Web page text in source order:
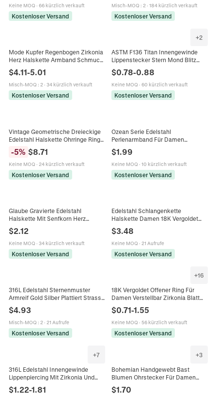
Keine MOQ · 66 kürzlich verkauft
Kostenloser Versand
Misch-MOQ : 2· 184 kürzlich verkauft
Kostenloser Versand
Mode Kupfer Regenbogen Zirkonia
Herz Halskette Armband Schmuck
Set Elegante Mehrfarbige Herz
Anhänger Schmuck Für Damen
$4.11-5.01
Misch-MOQ : 2· 34 kürzlich verkauft
Kostenloser Versand
+2
ASTM F136 Titan Innengewinde
Lippenstecker Stern Mond Blitz
Piercing Stecker Gold Silber
Geometrisch Körperschmuck
$0.78-0.88
Keine MOQ · 60 kürzlich verkauft
Kostenloser Versand
Vintage Geometrische Dreieckige
Edelstahl Halskette Ohrringe Ring
Muster Schmuckzubehör
-5% $8.71
Keine MOQ · 24 kürzlich verkauft
Kostenloser Versand
Ozean Serie Edelstahl
Perlenarmband Für Damen
Verstellbarer Armreif Strass
Schmuck
$1.99
Keine MOQ · 10 kürzlich verkauft
Kostenloser Versand
Glaube Gravierte Edelstahl
Halskette Mit Senfkorn Herz
Tropfen Anhänger Minimalistischer
Religiöser Schmuck Für Damen
Herren
$2.12
Keine MOQ · 34 kürzlich verkauft
Kostenloser Versand
Edelstahl Schlangenkette
Halskette Damen 18K Vergoldet
Bunt Weiß Strass Choker Schmuck
$3.48
Keine MOQ · 21 Aufrufe
Kostenloser Versand
316L Edelstahl Sternenmuster
Armreif Gold Silber Plattiert Strass
Eingelegt Mode
Manschettenarmband Für Frauen
Schmuck Geschenk
$4.93
Misch-MOQ : 2· 21 Aufrufe
Kostenloser Versand
+16
18K Vergoldet Offener Ring Für
Damen Verstellbar Zirkonia Blatt
Blume Sicherheitsnadel Herz
Sonne Lebensbaum Fingerring
Mode Schmuck
$0.71-1.55
Keine MOQ · 56 kürzlich verkauft
Kostenloser Versand
+7
316L Edelstahl Innengewinde
Lippenpiercing Mit Zirkonia Und
Künstlicher Opal Flache Rückseite
Ohrknorpel Piercing Stecker
$1.22-1.81
+3
Bohemian Handgewebt Bast
Blumen Ohrstecker Für Damen
Künstliche Perle Strass Sommer
Urlaub Strand Mode Schmuck
$1.70